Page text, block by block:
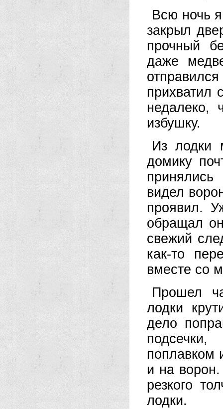
Всю ночь
закрыл
прочный
даже
прихватил
недалеко,
избушку.
Из лодки
домику
видел
проявил.
обращал
свежий
как-то
вместе со
Прошел
лодки
дело
поплавком
и на
резкого
лодки.